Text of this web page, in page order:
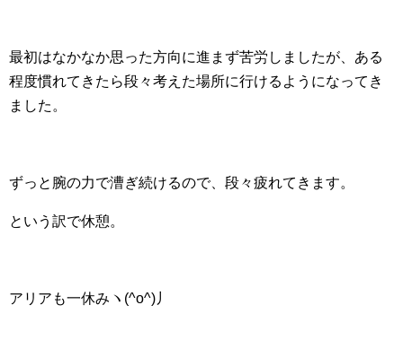
最初はなかなか思った方向に進まず苦労しましたが、ある
程度慣れてきたら段々考えた場所に行けるようになってき
ました。
ずっと腕の力で漕ぎ続けるので、段々疲れてきます。
という訳で休憩。
アリアも一休みヽ(^o^)丿